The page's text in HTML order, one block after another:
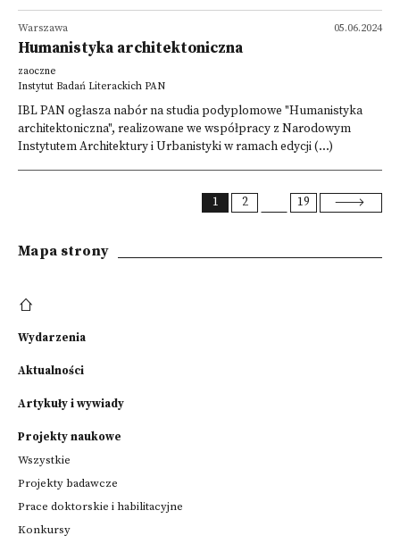
05.06.2024
Warszawa
Humanistyka architektoniczna
zaoczne
Instytut Badań Literackich PAN
IBL PAN ogłasza nabór na studia podyplomowe "Humanistyka
architektoniczna", realizowane we współpracy z Narodowym
Instytutem Architektury i Urbanistyki w ramach edycji (...)
1 2 19
Mapa strony
Wydarzenia
Aktualności
Artykuły i wywiady
Projekty naukowe
Wszystkie
Projekty badawcze
Prace doktorskie i habilitacyjne
Konkursy